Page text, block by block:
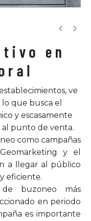
 
en
ve
lo que busca el
y escasamente
punto de venta.
como campañas
y el
a llegar al público
eficiente.
buzoneo más
en periodo
es importante